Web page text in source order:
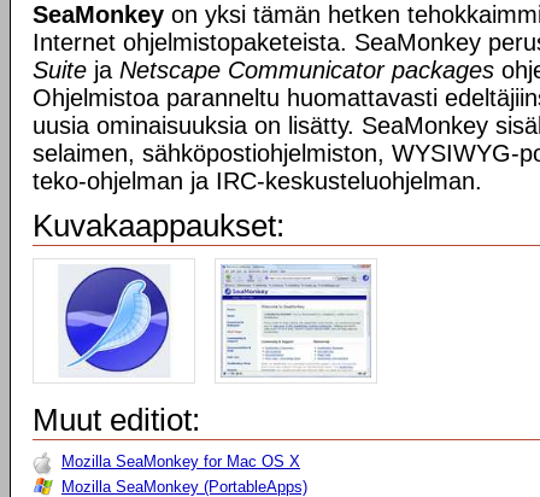
SeaMonkey on yksi tämän hetken
Internet ohjelmistopaketeista. SeaMonkey
Suite ja Netscape Communicator packages
Ohjelmistoa paranneltu huomattavasti
uusia ominaisuuksia on lisätty. SeaMonkey
selaimen, sähköpostiohjelmiston, WYSIWYG-
teko-ohjelman ja IRC-keskusteluohjelman.
Kuvakaappaukset:
Muut editiot:
Mozilla SeaMonkey for Mac OS X
Mozilla SeaMonkey (PortableApps)